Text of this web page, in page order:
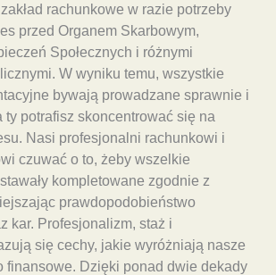
rachunkowe w razie potrzeby
przed Organem Skarbowym,
Społecznych i różnymi
W wyniku temu, wszystkie
bywają prowadzane sprawnie i
ty potrafisz skoncentrować się na
Nasi profesjonalni rachunkowi i
czuwać o to, żeby wszelkie
kompletowane zgodnie z
prawdopodobieństwo
kar. Profesjonalizm, staż i
się cechy, jakie wyróżniają nasze
finansowe. Dzięki ponad dwie dekady